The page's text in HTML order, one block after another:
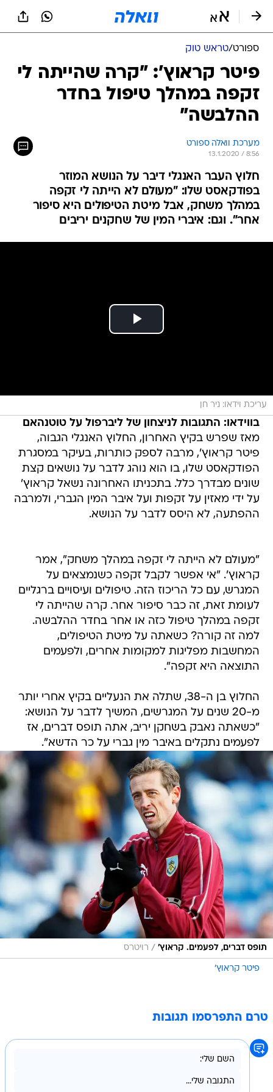
ספורט/טראש טוק
פיטר קראוץ': "קרה שהייתה לי
זקפה במהלך טיפול בחדר
ההלבשה"
מערכת וואלה ספורט
13.1.2020 / 8:56
חלוץ העבר האנגלי דיבר על הנושא המוזר
בפודקאסט שלו: "מעולם לא הייתה לי זקפה
במהלך משחק, אבל מיטת הטיפולים היא סיפור
אחר". וגם: איברי המין של שחקנים יריבים
עריכת וידאו: ניר חן
בווידאו: התגובות לניצחון של ליברפול על טוטנהאם
מאז שפרש בקיץ האחרון, החלוץ האנגלי הגבוה,
פיטר קראוץ', מרבה לספק כותרות, בעיקר במסגרת
הפודקאסט שלו, בו הוא נוהג לדבר על נושאים קצת
שונים מבדרך כלל. בתכניתו האחרונה נשאל קראוץ'
על ידי מאזין על זקפות ועל איבר המין הגברי, ולמרבה
ההפתעה, לא היסס לדבר על הנושא.
"מעולם לא הייתה לי זקפה במהלך משחק", אמר
קראוץ'. "אי אפשר לקבל זקפה כשנמצאים על
המגרש, עם כל הריכוז הזה. טיפולים ועיסויים ברגליים
לעומת זאת, זה כבר סיפור אחר. קרה שהייתה לי
זקפה במהלך טיפול כזה או אחר בחדר ההלבשה.
למה זה קורה? כשאתה על מיטת הטיפולים,
המחשבות מפליגות למקומות אחרים, ולפעמים
התוצאה היא זקפה".
החלוץ בן ה-38, שתלה את הנעליים בקיץ אחרי יותר
מ-20 שנים על המגרשים, המשיך לדבר על הנושא:
"כשאתה נאבק בשחקן יריב, אתה תופס דברים, אז
לפעמים נתקלים באיבר מין גברי על כר הדשא".
תופס דברים, לפעמים. קראוץ' / רויטרס
פיטר קראוץ'
טרם התפרסמו תגובות